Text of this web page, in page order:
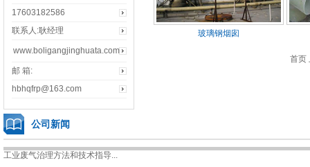
17603182586
联系人:耿经理
www.boligangjinghuata.com
邮 箱:
hbhqfrp@163.com
玻璃钢烟囱
首页
公司新闻
工业废气治理方法和技术指导...